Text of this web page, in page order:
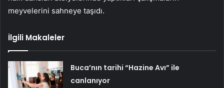
meyvelerini sahneye taşıdı.
İlgili Makaleler
Buca’nın tarihi “Hazine Avı” ile
canlanıyor